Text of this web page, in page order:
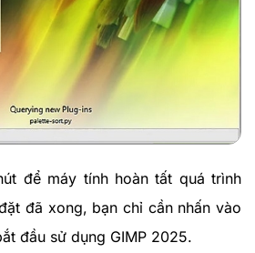
để máy tính hoàn tất quá trình
đã xong, bạn chỉ cần nhấn vào
đầu sử dụng GIMP 2025.